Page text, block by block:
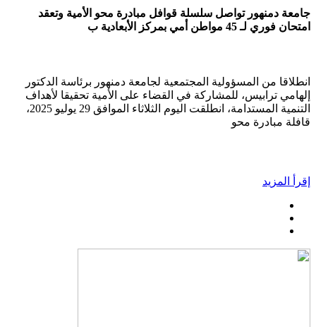
جامعة دمنهور تواصل سلسلة قوافل مبادرة محو الأمية وتعقد
امتحان فوري لـ 45 مواطن أمي بمركز الأبعادية ب
انطلاقا من المسؤولية المجتمعية لجامعة دمنهور برئاسة الدكتور
إلهامي ترابيس، للمشاركة في القضاء على الأمية تحقيقا لأهداف
التنمية المستدامة، انطلقت اليوم الثلاثاء الموافق 29 يوليو 2025،
قافلة مبادرة محو
إقرأ المزيد